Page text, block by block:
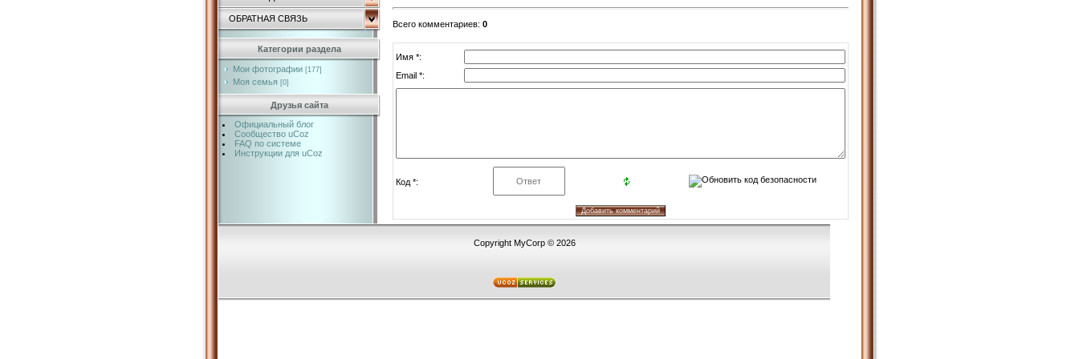
ОБРАТНАЯ СВЯЗЬ
Категории раздела
Мои фотографии [177]
Моя семья [0]
Друзья сайта
Официальный блог
Сообщество uCoz
FAQ по системе
Инструкции для uCoz
Всего комментариев: 0
Имя *:
Email *:
Код *:
Copyright MyCorp © 2026